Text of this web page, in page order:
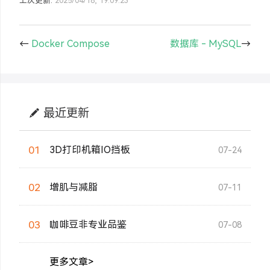
← Docker Compose 数据库 - MySQL→
最近更新
01 3D打印机箱IO挡板 07-24
02 增肌与减脂 07-11
03 咖啡豆非专业品鉴 07-08
更多文章>